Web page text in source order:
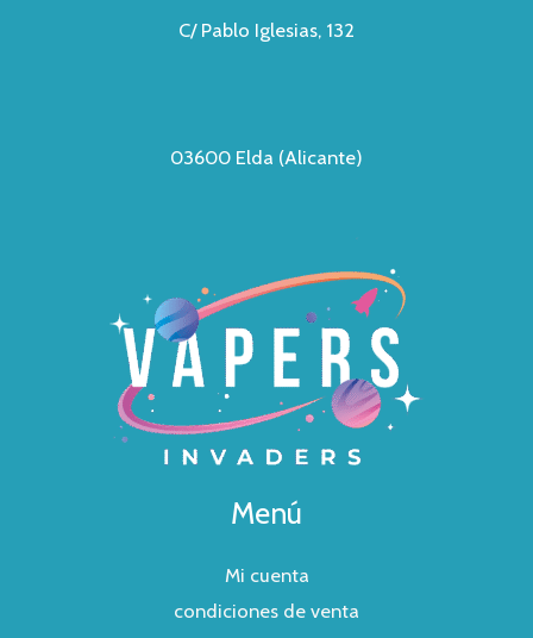
C/ Pablo Iglesias, 132
03600 Elda (Alicante)
Menú
Mi cuenta
condiciones de venta